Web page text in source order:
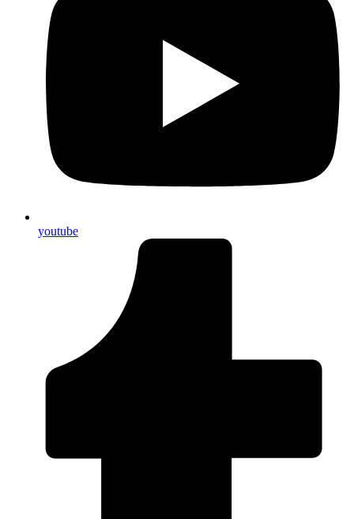
youtube